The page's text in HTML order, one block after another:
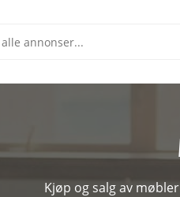
Kjøp og salg av